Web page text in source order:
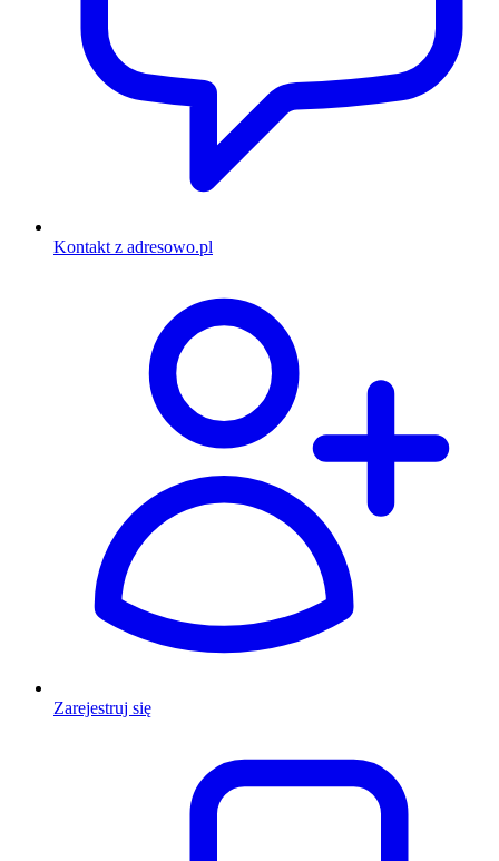
Kontakt z adresowo.pl
Zarejestruj się